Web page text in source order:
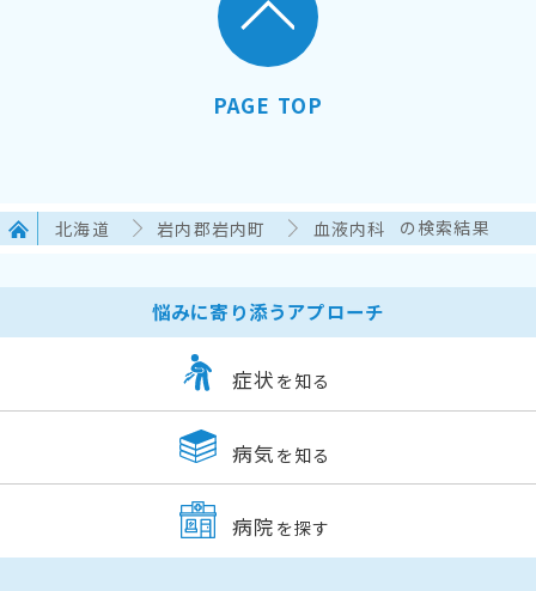
PAGE TOP
北海道 岩内郡岩内町 血液内科 の検索結果
悩みに寄り添うアプローチ
症状 を知る
病気 を知る
病院 を探す